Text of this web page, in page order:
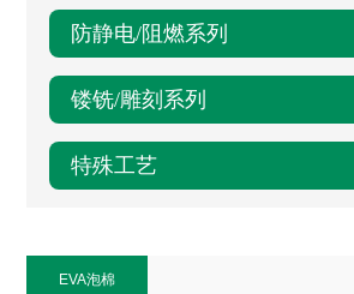
防静电/阻燃系列
镂铣/雕刻系列
特殊工艺
EVA泡棉